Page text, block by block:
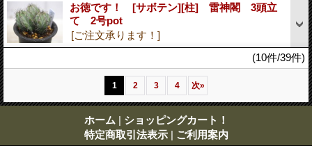
お徳です！ [サボテン][柱] 雷神閣 3頭立
て 2号pot
[ご注文承ります！]
(10件/39件)
1 2 3 4 次»
ホーム | ショッピングカート！
特定商取引法表示 | ご利用案内